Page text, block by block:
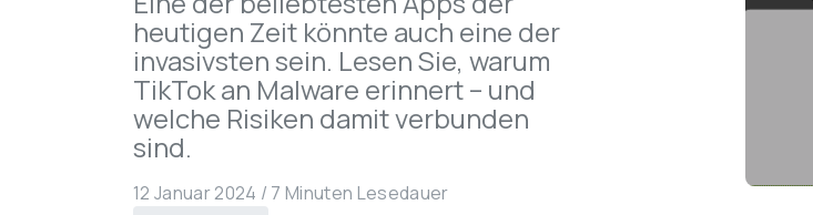
heutigen Zeit könnte auch eine der
invasivsten sein. Lesen Sie, warum
TikTok an Malware erinnert – und
welche Risiken damit verbunden
sind.
12 Januar 2024 / 7 Minuten Lesedauer